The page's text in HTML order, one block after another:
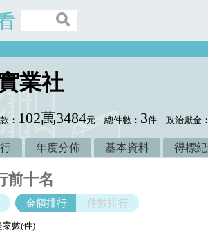
業社
： 102萬3484元 總件數： 3件 政治獻金
年度分佈 基本資料 得標
前十名
金額排行 件數排行
案數(件)